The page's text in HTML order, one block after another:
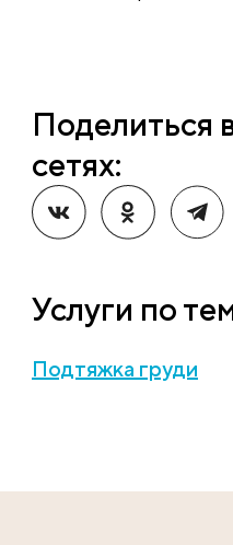
Поделиться
сетях:
Услуги по
Подтяжка груди